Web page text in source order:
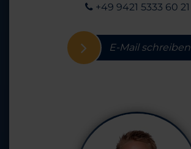
+49 9421 5333 60 21
E-Mail schreiben